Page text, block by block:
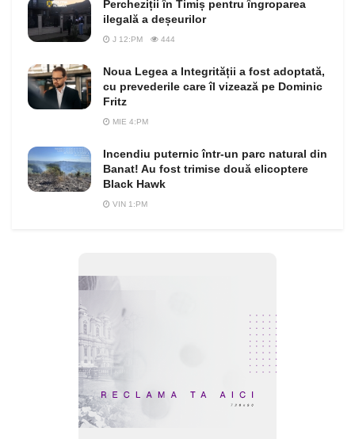
Percheziții în Timiș pentru îngroparea
ilegală a deșeurilor
J 12:PM 444
Noua Legea a Integrității a fost adoptată,
cu prevederile care îl vizează pe Dominic
Fritz
MIE 4:PM
Incendiu puternic într-un parc natural din
Banat! Au fost trimise două elicoptere
Black Hawk
VIN 1:PM